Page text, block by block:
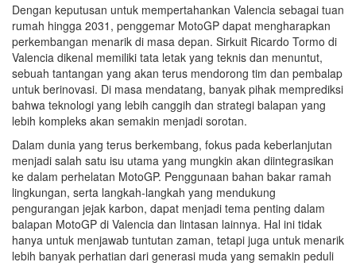
Dengan keputusan untuk mempertahankan Valencia sebagai tuan
rumah hingga 2031, penggemar MotoGP dapat mengharapkan
perkembangan menarik di masa depan. Sirkuit Ricardo Tormo di
Valencia dikenal memiliki tata letak yang teknis dan menuntut,
sebuah tantangan yang akan terus mendorong tim dan pembalap
untuk berinovasi. Di masa mendatang, banyak pihak memprediksi
bahwa teknologi yang lebih canggih dan strategi balapan yang
lebih kompleks akan semakin menjadi sorotan.
Dalam dunia yang terus berkembang, fokus pada keberlanjutan
menjadi salah satu isu utama yang mungkin akan diintegrasikan
ke dalam perhelatan MotoGP. Penggunaan bahan bakar ramah
lingkungan, serta langkah-langkah yang mendukung
pengurangan jejak karbon, dapat menjadi tema penting dalam
balapan MotoGP di Valencia dan lintasan lainnya. Hal ini tidak
hanya untuk menjawab tuntutan zaman, tetapi juga untuk menarik
lebih banyak perhatian dari generasi muda yang semakin peduli